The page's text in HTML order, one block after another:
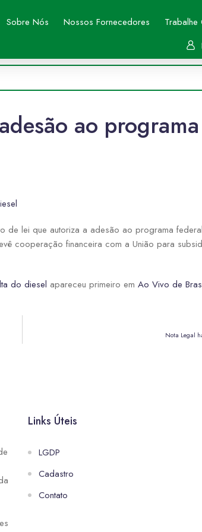
Sobre Nós Nossos Fornecedores Trabalhe
ao
de lei que autoriza a adesão ao programa
cooperação financeira com a União para
do diesel apareceu primeiro em Ao Vivo de
Nota Legal
Links Úteis
LGDP
Cadastro
Contato